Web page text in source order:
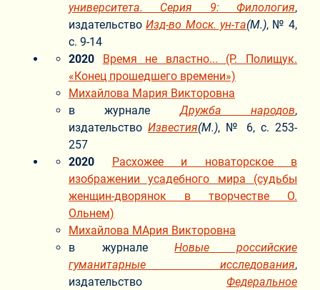
университета. Серия 9: Филология,
издательствоИзд-во Моск. ун-та(М.), № 4,
с. 9-14
2020
Время не властно... (Р. Полищук.
«Конец прошедшего времени»)
Михайлова Мария Викторовна
в журналеДружба народов,
издательствоИзвестия(М.), № 6, с. 253-
257
2020
Расхожее и новаторское в
изображении усадебного мира (судьбы
женщин-дворянок в творчестве О.
Ольнем)
Михайлова МАрия Викторовна
в журналеНовые российские
гуманитарные исследования,
издательство Федеральное